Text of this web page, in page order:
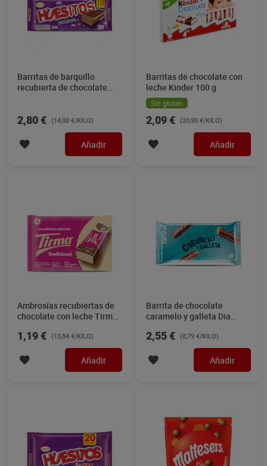
Barritas de barquillo
recubierta de chocolate
2,80 € (14,00 €/KILO)
Añadir
Barritas de chocolate con
leche Kinder 100 g
Sin gluten
2,09 € (20,90 €/KILO)
Añadir
Ambrosías recubiertas de
chocolate con leche Tirma
1,19 € (13,84 €/KILO)
Añadir
Barrita de chocolate
caramelo y galleta Dia
2,55 € (8,79 €/KILO)
Añadir